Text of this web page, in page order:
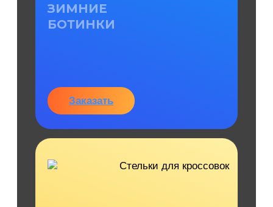
ЗИМНИЕ
БОТИНКИ
Заказать